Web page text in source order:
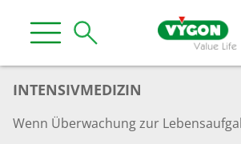
INTENSIVMEDIZIN
Wenn Überwachung zur